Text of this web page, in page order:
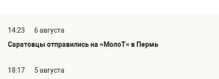
14:23
6 августа
Саратовцы отправились на «МолоТ» в Пермь
18:17
5 августа